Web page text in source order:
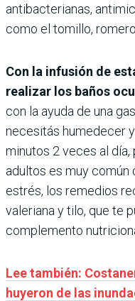
antibacterianas,
como el tomillo,
Con la infusión de
realizar los baños
con la ayuda de una
necesitás humedecer
minutos 2 veces al día,
adultos es muy común
estrés, los remedios
valeriana y tilo, que te
complemento
Lee también:
huyeron de las